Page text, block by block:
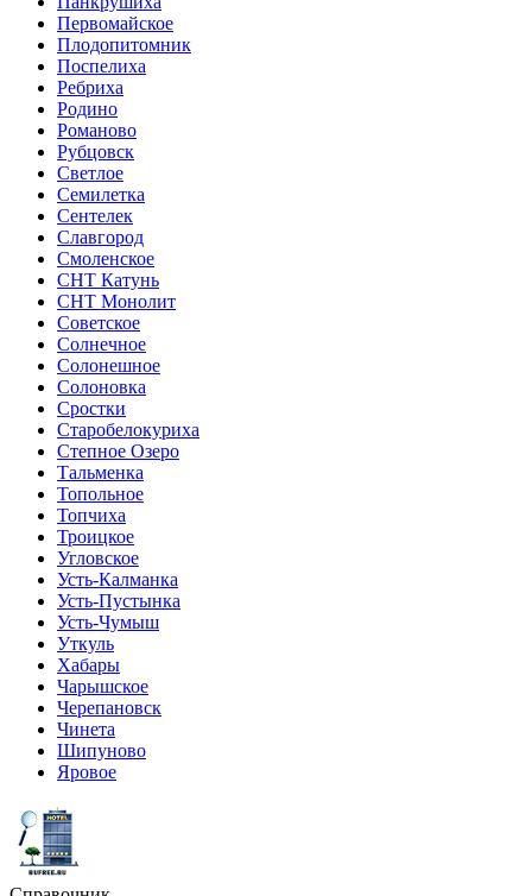
Первомайское
Плодопитомник
Поспелиха
Ребриха
Родино
Романово
Рубцовск
Светлое
Семилетка
Сентелек
Славгород
Смоленское
СНТ Катунь
СНТ Монолит
Советское
Солнечное
Солонешное
Солоновка
Сростки
Старобелокуриха
Степное Озеро
Тальменка
Топольное
Топчиха
Троицкое
Угловское
Усть-Калманка
Усть-Пустынка
Усть-Чумыш
Уткуль
Хабары
Чарышское
Черепановск
Чинета
Шипуново
Яровое